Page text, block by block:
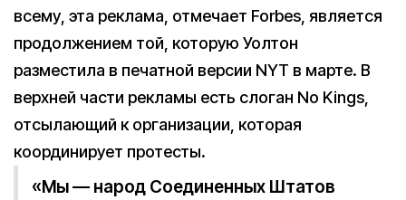
всему, эта реклама, отмечает Forbes, является
продолжением той, которую Уолтон
разместила в печатной версии NYT в марте. В
верхней части рекламы есть слоган No Kings,
отсылающий к организации, которая
координирует протесты.
«Мы — народ Соединенных Штатов